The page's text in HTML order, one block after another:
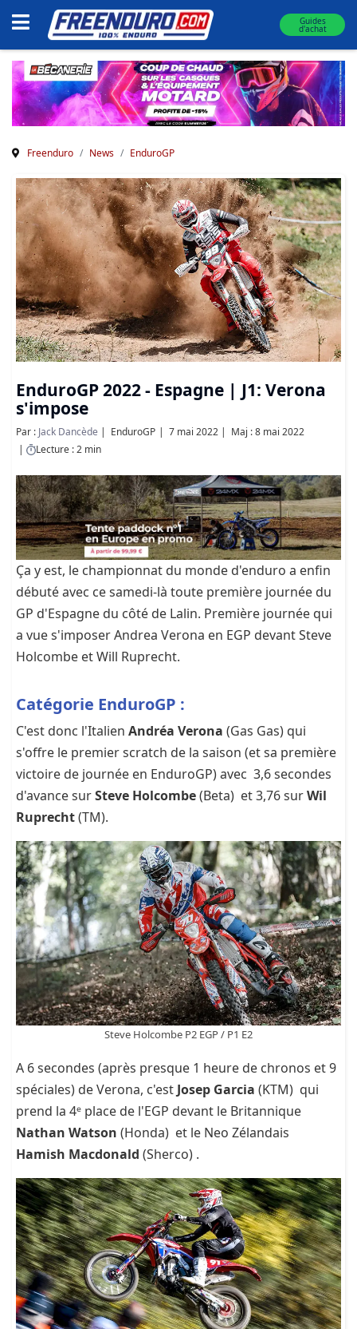
Guides
d'achat
Freenduro News EnduroGP
EnduroGP 2022 - Espagne | J1: Verona
s'impose
Par : Jack Dancède EnduroGP 7 mai 2022
Maj : 8 mai 2022
Lecture : 2 min
Ça y est, le championnat du monde d'enduro a enfin
débuté avec ce samedi-là toute première journée du
GP d'Espagne du côté de Lalin. Première journée qui
a vue s'imposer Andrea Verona en EGP devant Steve
Holcombe et Will Ruprecht.
Catégorie EnduroGP :
C'est donc l'Italien Andréa Verona (Gas Gas) qui
s'offre le premier scratch de la saison (et sa première
victoire de journée en EnduroGP) avec 3,6 secondes
d'avance surSteve Holcombe(Beta) et 3,76 surWil
Ruprecht(TM).
Steve Holcombe P2 EGP / P1 E2
A 6 secondes (après presque 1 heure de chronos et 9
spéciales) de Verona, c'est Josep Garcia (KTM) qui
prend la 4ᵉ place de l'EGP devant le Britannique
Nathan Watson (Honda) et le Neo Zélandais
Hamish Macdonald (Sherco) .